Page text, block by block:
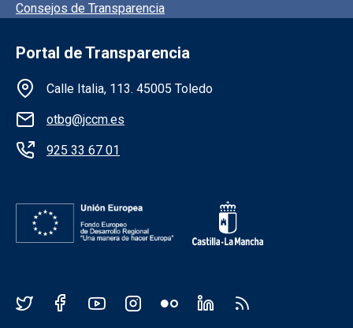
Consejos de Transparencia
Portal de Transparencia
Información de la institución
Calle Italia, 113. 45005 Toledo
otbg@jccm.es
925 33 67 01
Redes sociales JCCM